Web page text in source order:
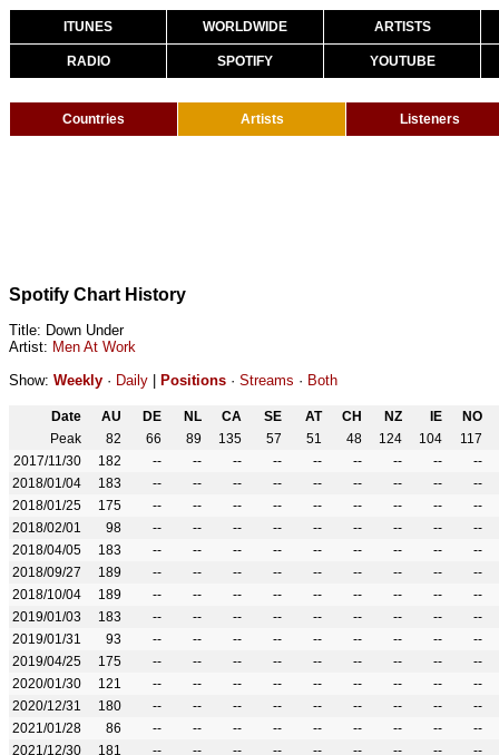
ITUNES WORLDWIDE ARTISTS
RADIO SPOTIFY YOUTUBE
Countries Artists Listeners
Spotify Chart History
Title: Down Under
Artist: Men At Work
Show: Weekly · Daily Positions · Streams · Both
Date AU DE NL CA SE AT CH NZ IE
NO
Peak
82 66 89 135 57 51 48 124 104
117
2017/11/30
182 -- -- -- -- -- -- -- --
--
2018/01/04
183 -- -- -- -- -- -- -- --
--
2018/01/25
175 -- -- -- -- -- -- -- --
--
2018/02/01
98 -- -- -- -- -- -- -- --
--
2018/04/05
183 -- -- -- -- -- -- -- --
--
2018/09/27
189 -- -- -- -- -- -- -- --
--
2018/10/04
189 -- -- -- -- -- -- -- --
--
2019/01/03
183 -- -- -- -- -- -- -- --
--
2019/01/31
93 -- -- -- -- -- -- -- --
--
2019/04/25
175 -- -- -- -- -- -- -- --
--
2020/01/30
121 -- -- -- -- -- -- -- --
--
2020/12/31
180 -- -- -- -- -- -- -- --
--
2021/01/28
86 -- -- -- -- -- -- -- --
--
2021/12/30
181 -- -- -- -- -- -- -- --
--